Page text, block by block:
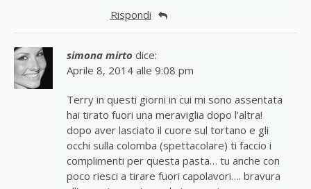
Rispondi
simona mirto dice:
Aprile 8, 2014 alle 9:08 pm
Terry in questi giorni in cui mi sono assentata
hai tirato fuori una meraviglia dopo l’altra!
dopo aver lasciato il cuore sul tortano e gli
occhi sulla colomba (spettacolare) ti faccio i
complimenti per questa pasta… tu anche con
poco riesci a tirare fuori capolavori…. bravura